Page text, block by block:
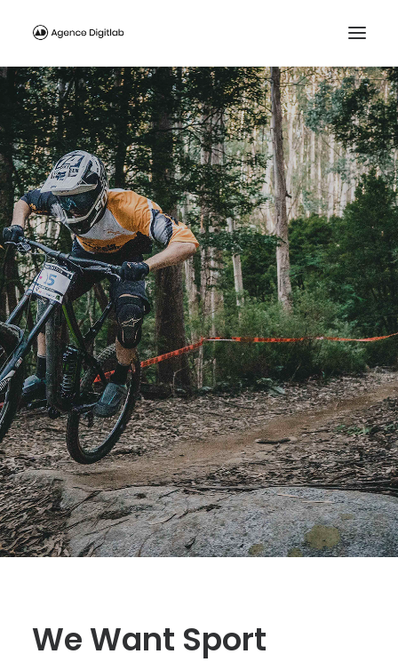
We Want Sport